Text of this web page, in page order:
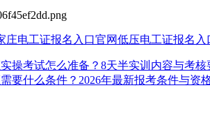
庄电工证报名入口官网低压电工证报名入
操考试怎么准备？8天半实训内容与考核
要什么条件？2026年最新报考条件与资